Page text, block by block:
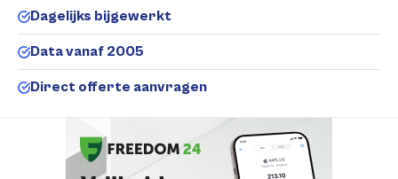
Dagelijks bijgewerkt
Data vanaf 2005
Direct offerte aanvragen